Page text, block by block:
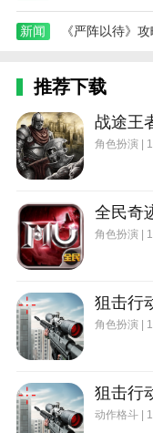
新闻 《严阵以待》
推荐下载
战途王
角色扮演 |
全民奇
角色扮演 |
狙击行
角色扮演 |
狙击行
动作格斗 |